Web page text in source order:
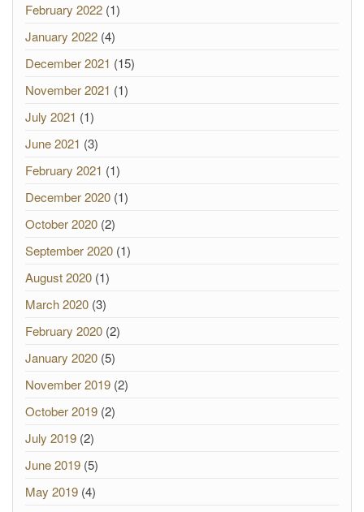
February 2022 (1)
January 2022 (4)
December 2021 (15)
November 2021 (1)
July 2021 (1)
June 2021 (3)
February 2021 (1)
December 2020 (1)
October 2020 (2)
September 2020 (1)
August 2020 (1)
March 2020 (3)
February 2020 (2)
January 2020 (5)
November 2019 (2)
October 2019 (2)
July 2019 (2)
June 2019 (5)
May 2019 (4)